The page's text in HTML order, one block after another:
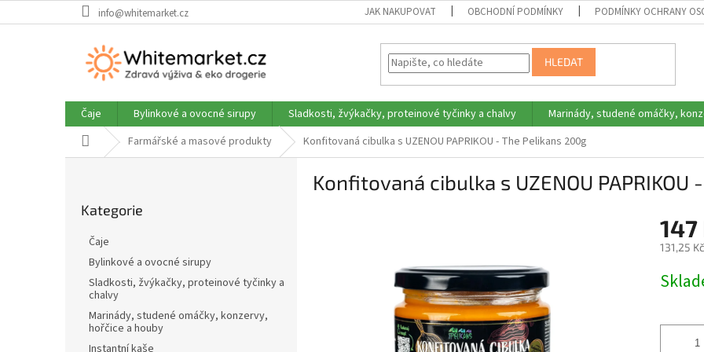
na
info@whitemarket.cz JAK NAKUPOVAT OBCHODNÍ PODMÍNKY PODMÍNKY OCHRANY
HLEDAT
Čaje Bylinkové a ovocné sirupy Sladkosti, žvýkačky, proteinové tyčinky a chalvy Marinády, studené omáčky,
Domů Farmářské a masové produkty Konfitovaná cibulka s UZENOU PAPRIKOU - The Pelikans 200g
kategorie
Kategorie
Čaje
Bylinkové a ovocné sirupy
Sladkosti, žvýkačky, proteinové tyčinky a
chalvy
Marinády, studené omáčky, konzervy,
hořčice a houby
Instantní kaše
Konfitovaná cibulka s UZENOU
147
131,25
cena: